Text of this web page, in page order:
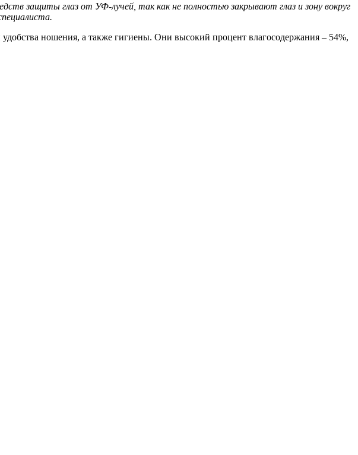
защиты глаз от УФ-лучей, так как не полностью закрывают глаз и зону вокруг
ношения, а также гигиены. Они высокий процент влагосодержания – 54%,